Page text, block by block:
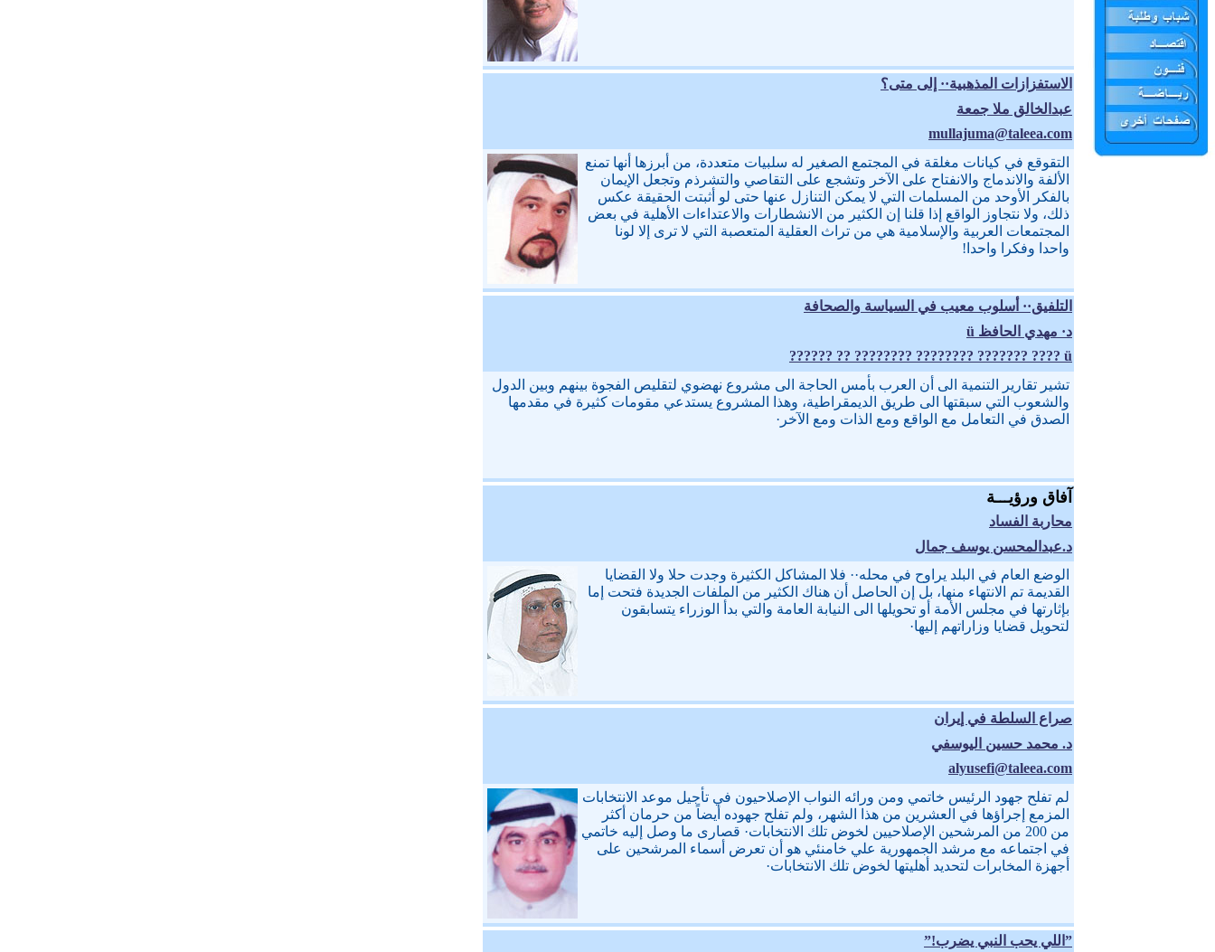
الاستفزازات المذهبية·· إلى متى؟
عبدالخالق ملا جمعة
mullajuma@taleea.com
التقوقع في كيانات مغلقة في المجتمع الصغير له سلبيات متعددة، من أبرزها أنها تمنع
الألفة والاندماج والانفتاح على الآخر وتشجع على التقاصي والتشرذم وتجعل الإيمان
بالفكر الأوحد من المسلمات التي لا يمكن التنازل عنها حتى لو أثبتت الحقيقة عكس
ذلك، ولا نتجاوز الواقع إذا قلنا إن الكثير من الانشطارات والاعتداءات الأهلية في بعض
المجتمعات العربية والإسلامية هي من تراث العقلية المتعصبة التي لا ترى إلا لونا
واحدا وفكرا واحدا!
التلفيق·· أسلوب معيب في السياسة والصحافة
د· مهدي الحافظ ü
ü ???? ??????? ???????? ???????? ?? ??????
تشير تقارير التنمية الى أن العرب بأمس الحاجة الى مشروع نهضوي لتقليص الفجوة بينهم وبين الدول
والشعوب التي سبقتها الى طريق الديمقراطية، وهذا المشروع يستدعي مقومات كثيرة في مقدمها
الصدق في التعامل مع الواقع ومع الذات ومع الآخر·
آفاق ورؤيـــة
محاربة الفساد
د.عبدالمحسن يوسف جمال
الوضع العام في البلد يراوح في محله·· فلا المشاكل الكثيرة وجدت حلا ولا القضايا
القديمة تم الانتهاء منها، بل إن الحاصل أن هناك الكثير من الملفات الجديدة فتحت إما
بإثارتها في مجلس الأمة أو تحويلها الى النيابة العامة والتي بدأ الوزراء يتسابقون
لتحويل قضايا وزاراتهم إليها·
صراع السلطة في إيران
د. محمد حسين اليوسفي
alyusefi@taleea.com
لم تفلح جهود الرئيس خاتمي ومن ورائه النواب الإصلاحيون في تأجيل موعد الانتخابات
المزمع إجراؤها في العشرين من هذا الشهر، ولم تفلح جهوده أيضاً من حرمان أكثر
من 200 من المرشحين الإصلاحيين لخوض تلك الانتخابات· قصارى ما وصل إليه خاتمي
في اجتماعه مع مرشد الجمهورية علي خامنئي هو أن تعرض أسماء المرشحين على
أجهزة المخابرات لتحديد أهليتها لخوض تلك الانتخابات·
”اللي يحب النبي يضرب!”